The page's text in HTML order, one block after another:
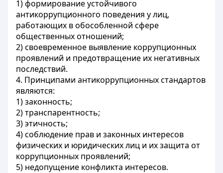
1) формирование устойчивого
антикоррупционного поведения у лиц,
работающих в обособленной сфере
общественных отношений;
2) своевременное выявление коррупционных
проявлений и предотвращение их негативных
последствий.
4. Принципами антикоррупционных стандартов
являются:
1) законность;
2) транспарентность;
3) этичность;
4) соблюдение прав и законных интересов
физических и юридических лиц и их защита от
коррупционных проявлений;
5) недопущение конфликта интересов.